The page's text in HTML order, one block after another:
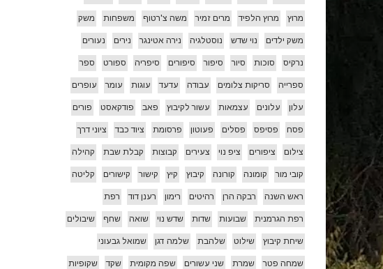
מרוץ מרוץ הלפיד מרים זמיר משה צ'רטוף משפחות משק
משק ילדים נוי שדש נוסטלגיה נירה אטינגר נירים נעורים
נרקיס סוכות סיור סיפור סיפורים סיפריה ספורט ספר
ספרייה סריקות צלומים עבודה עדעד עוגות עומר עופרים
עלון עלונים עצמאות עשור לקיבוץ פאב פודקאסט פורים
פסח פסיפס פסלים פעוטון פרסומת ציוד כבד ציוני דרך
צילום ציפורים ציפ נוי צעירים קבוצות קבלת שבת קהילה
קובי מור קומונה קורונה קיבוץ קיץ קישור קישורים קליטה
ראש השנה רבקה הרן רהיטים רימון רענן דוד רפת
רפת הגרמנית שבועות שדות שדש נוי שואה שחף שיבולים
שיחת קיבוץ שילוט שלהבת שלמה דגן שמואל גבעוני
שמחה פטר שמרת שני עשורים שפה מקומית שקד שקופיות